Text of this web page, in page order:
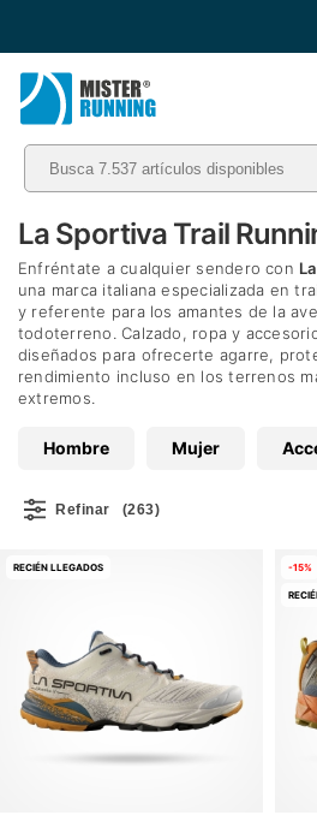
La Sportiva Trail
Enfréntate a cualquier sendero con
una marca italiana especializada en
y referente para los amantes de la
todoterreno. Calzado, ropa y
diseñados para ofrecerte agarre,
rendimiento incluso en los terrenos
extremos.
Hombre Mujer
Refinar (263)
RECIÉN LLEGADOS -15%